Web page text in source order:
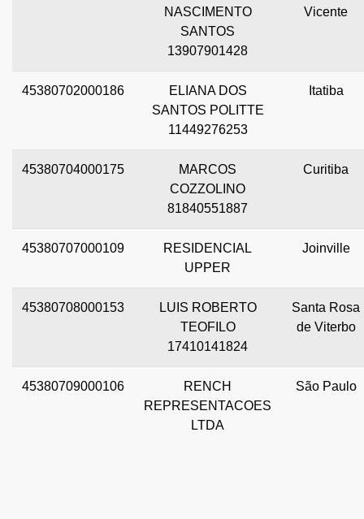
NASCIMENTO
SANTOS
13907901428
Vicente
45380702000186
ELIANA DOS
SANTOS POLITTE
11449276253
Itatiba
45380704000175
MARCOS
COZZOLINO
81840551887
Curitiba
45380707000109
RESIDENCIAL
UPPER
Joinville
45380708000153
LUIS ROBERTO
TEOFILO
17410141824
Santa Rosa
de Viterbo
45380709000106
RENCH
REPRESENTACOES
LTDA
São Paulo